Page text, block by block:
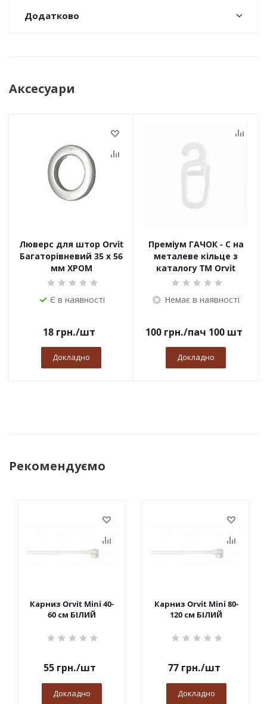
Додатково
Аксесуари
Люверс для штор Orvit
Багаторівневий 35 х 56
мм ХРОМ
Є в наявності
18 грн./шт
Докладно
Преміум ГАЧОК - С на
металеве кільце з
каталогу TM Orvit
Немає в наявності
100грн./пач 100 шт
Докладно
Рекомендуємо
Карниз Orvit Mini 40-
60 см БІЛИЙ
55грн./шт
Докладно
Карниз Orvit Mini 80-
120 см БІЛИЙ
77грн./шт
Докладно